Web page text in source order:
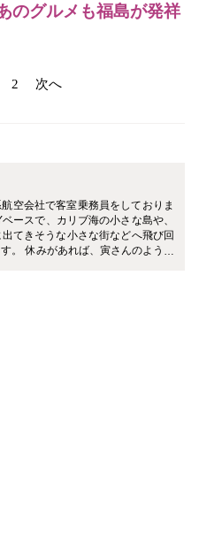
のグルメも福島が発祥
2 次へ
空会社で客室乗務員をしておりま
ースで、カリブ海の小さな島や、
てきそうな小さな街などへ飛び回
。 休みがあれば、寅さんのように